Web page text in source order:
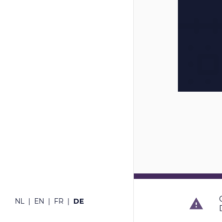
NL EN FR DE Copyright